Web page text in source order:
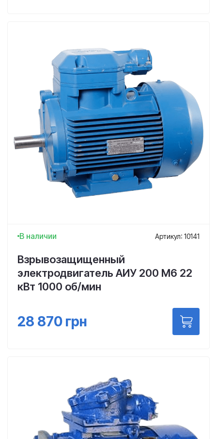
В наличии Артикул: 10141
Взрывозащищенный
электродвигатель АИУ 200 М6 22
кВт 1000 об/мин
28 870 грн